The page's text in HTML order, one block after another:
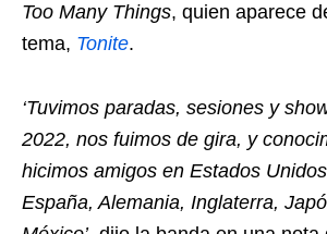
Too Many Things, quien aparece
tema, Tonite.
‘Tuvimos paradas, sesiones y
2022, nos fuimos de gira, y
hicimos amigos en Estados
España, Alemania, Inglaterra,